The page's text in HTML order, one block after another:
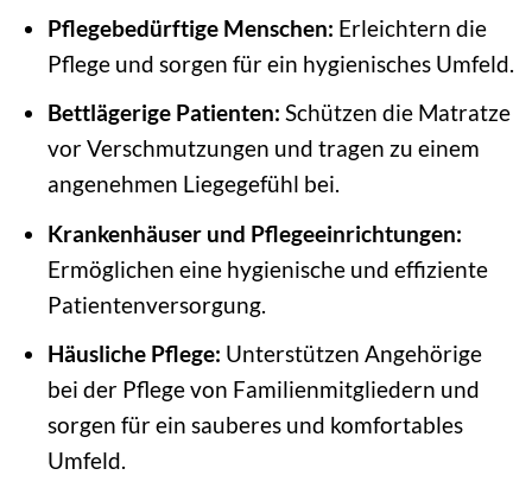
Pflegebedürftige Menschen: Erleichtern die
Pflege und sorgen für ein hygienisches Umfeld.
Bettlägerige Patienten: Schützen die Matratze
vor Verschmutzungen und tragen zu einem
angenehmen Liegegefühl bei.
Krankenhäuser und Pflegeeinrichtungen:
Ermöglichen eine hygienische und effiziente
Patientenversorgung.
Häusliche Pflege: Unterstützen Angehörige
bei der Pflege von Familienmitgliedern und
sorgen für ein sauberes und komfortables
Umfeld.